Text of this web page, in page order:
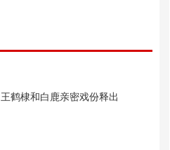
王鹤棣和白鹿亲密戏份释出